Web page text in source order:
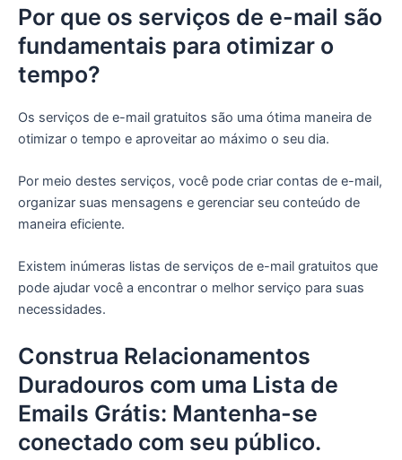
Por que os serviços de e-mail são
fundamentais para otimizar o
tempo?
Os serviços de e-mail gratuitos são uma ótima maneira de
otimizar o tempo e aproveitar ao máximo o seu dia.
Por meio destes serviços, você pode criar contas de e-mail,
organizar suas mensagens e gerenciar seu conteúdo de
maneira eficiente.
Existem inúmeras listas de serviços de e-mail gratuitos que
pode ajudar você a encontrar o melhor serviço para suas
necessidades.
Construa Relacionamentos
Duradouros com uma Lista de
Emails Grátis: Mantenha-se
conectado com seu público.